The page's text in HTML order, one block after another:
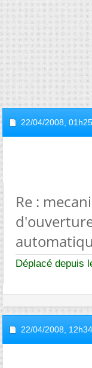
22/04/2008, 01h25
Re :
Déplacé depuis
22/04/2008, 12h34